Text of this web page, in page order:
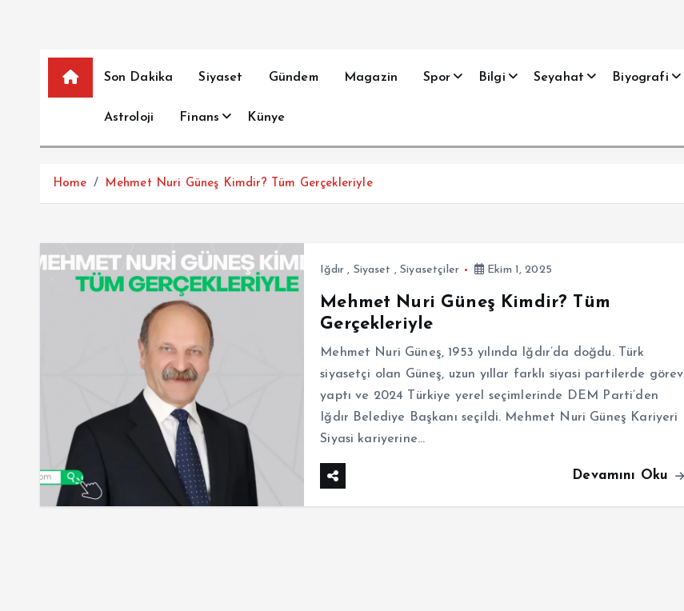
Son Dakika Siyaset Gündem Magazin Spor Bilgi Seyahat Biyografi
Astroloji Finans Künye
Home Mehmet Nuri Güneş Kimdir? Tüm Gerçekleriyle
Iğdır , Siyaset ,Siyasetçiler Ekim 1, 2025
Mehmet Nuri Güneş Kimdir? Tüm
Gerçekleriyle
Mehmet Nuri Güneş, 1953 yılında Iğdır’da doğdu. Türk
siyasetçi olan Güneş, uzun yıllar farklı siyasi partilerde görev
yaptı ve 2024 Türkiye yerel seçimlerinde DEM Parti’den
Iğdır Belediye Başkanı seçildi. Mehmet Nuri Güneş Kariyeri
Siyasi kariyerine…
Devamını Oku